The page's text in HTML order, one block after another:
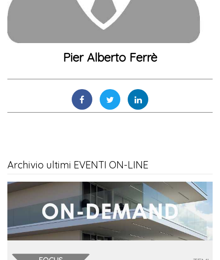
Pier Alberto Ferrè
Archivio ultimi EVENTI ON-LINE